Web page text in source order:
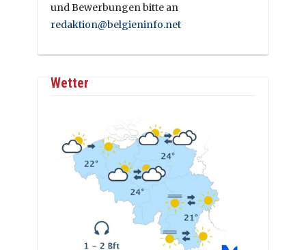
und Bewerbungen bitte an
redaktion@belgieninfo.net
Wetter